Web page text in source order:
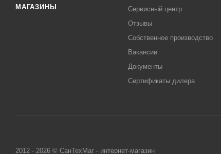
МАГАЗИНЫ
Сервисный центр
Отзывы
Собственное производство
Вакансии
Документы
Сертификаты дилера
2012 - 2026 © СанТехМаг - интернет-магазин